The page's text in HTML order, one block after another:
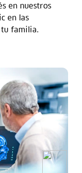
en nuestros
en las
familia.